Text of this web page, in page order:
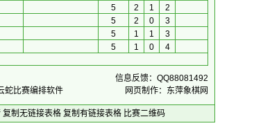
5 2 1
2
5 2 0
3
5 1 1
3
5 1 0
4
信息反馈：QQ88081492
蛇比赛编排软件 网页制作：东萍象棋网
复制无链接表格 复制有链接表格 比赛二维码